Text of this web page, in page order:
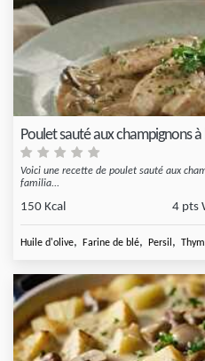
Poulet sauté aux champignons
Voici une recette de poulet sauté aux
familia...
150 Kcal 4 pts
Huile d'olive, Farine de blé, Persil ,